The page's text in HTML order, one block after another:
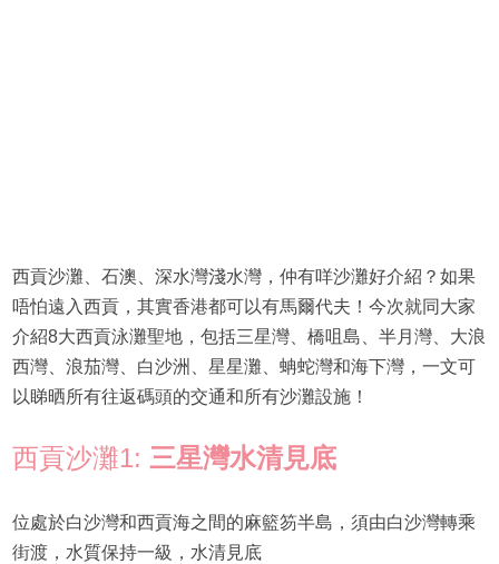
西貢沙灘、石澳、深水灣淺水灣，仲有咩沙灘好介紹？如果
唔怕遠入西貢，其實香港都可以有馬爾代夫！今次就同大家
介紹8大西貢泳灘聖地，包括三星灣、橋咀島、半月灣、大浪
西灣、浪茄灣、白沙洲、星星灘、蚺蛇灣和海下灣，一文可
以睇晒所有往返碼頭的交通和所有沙灘設施！
西貢沙灘1: 三星灣水清見底
位處於白沙灣和西貢海之間的麻籃笏半島，須由白沙灣轉乘
街渡，水質保持一級，水清見底